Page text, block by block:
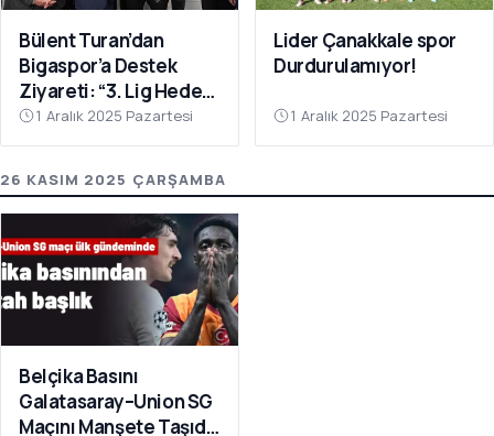
Bülent Turan’dan
Bigaspor’a Destek
Ziyareti: “3. Lig Hedefi
Çok Yakın”
1 Aralık 2025 Pazartesi
Lider Çanakkale spor
Durdurulamıyor!
1 Aralık 2025 Pazartesi
26 KASIM 2025 ÇARŞAMBA
Belçika Basını
Galatasaray–Union SG
Maçını Manşete Taşıdı: